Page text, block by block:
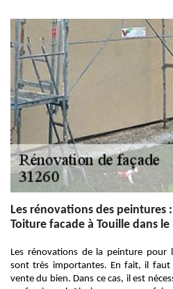
Les rénovations des peintures
Toiture facade à Touille dans le
Les rénovations de la peinture pour
sont très importantes. En fait, il faut
vente du bien. Dans ce cas, il est